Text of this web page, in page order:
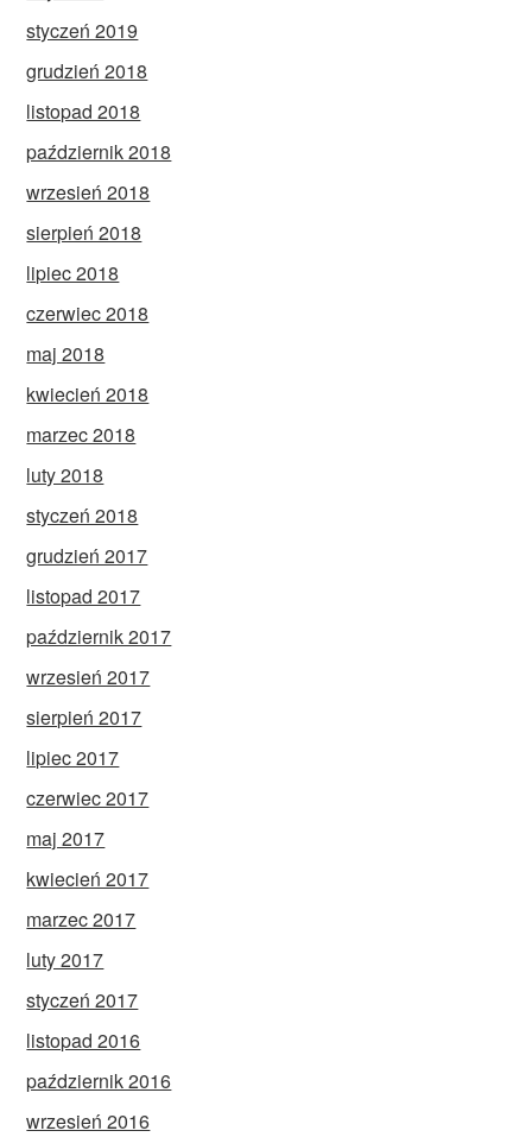
styczeń 2019
grudzień 2018
listopad 2018
październik 2018
wrzesień 2018
sierpień 2018
lipiec 2018
czerwiec 2018
maj 2018
kwiecień 2018
marzec 2018
luty 2018
styczeń 2018
grudzień 2017
listopad 2017
październik 2017
wrzesień 2017
sierpień 2017
lipiec 2017
czerwiec 2017
maj 2017
kwiecień 2017
marzec 2017
luty 2017
styczeń 2017
listopad 2016
październik 2016
wrzesień 2016